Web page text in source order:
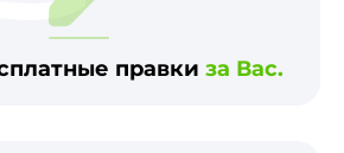
правки за Вас.